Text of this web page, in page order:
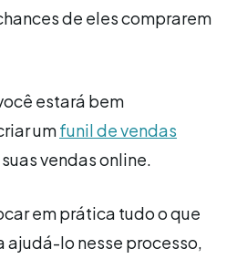
de eles comprarem
estará bem
umfunil de vendas
vendas online.
em prática tudo o que
ajudá-lo nesse processo,